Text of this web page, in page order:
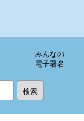
みんなの
電子署名